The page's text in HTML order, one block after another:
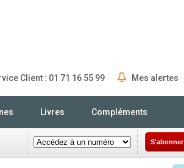
Client : 01 71 16 55 99 Mes alertes
Livres Compléments
S'abonner